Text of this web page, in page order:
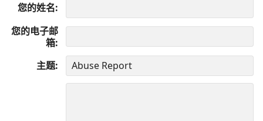
您的姓名
您的电子邮
箱
主题